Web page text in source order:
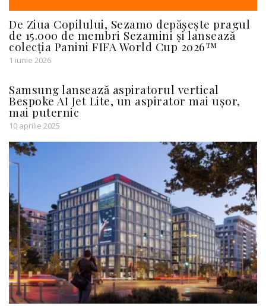
De Ziua Copilului, Sezamo depășește pragul
de 15.000 de membri Sezamini și lansează
colecția Panini FIFA World Cup 2026™
1 iunie 2026
Samsung lansează aspiratorul vertical
Bespoke AI Jet Lite, un aspirator mai ușor,
mai puternic
10 aprilie 2025